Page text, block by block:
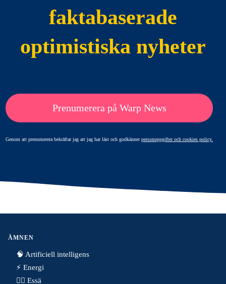
faktabaserade
optimistiska nyheter
Prenumerera på Warp News
Genom att prenumerera bekräftar jag att jag har läst och godkännerpersonuppgifter och cookies policy.
ÄMNEN
🧠 Artificiell intelligens
⚡️ Energi
✍🏼 Essä